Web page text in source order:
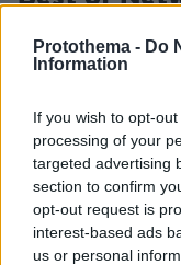
Protothema - Do
Information
If you wish to opt-
processing of your
targeted advertising
section to confirm
opt-out request is
interest-based ads
us or personal